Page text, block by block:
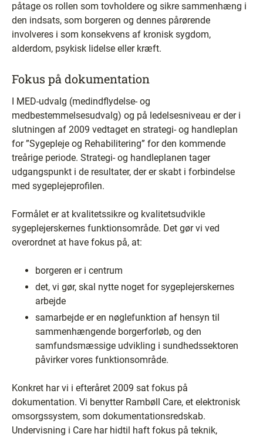
påtage os rollen som tovholdere og sikre sammenhæng i
den indsats, som borgeren og dennes pårørende
involveres i som konsekvens af kronisk sygdom,
alderdom, psykisk lidelse eller kræft.
Fokus på dokumentation
I MED-udvalg (medindflydelse- og
medbestemmelsesudvalg) og på ledelsesniveau er der i
slutningen af 2009 vedtaget en strategi- og handleplan
for ”Sygepleje og Rehabilitering” for den kommende
treårige periode. Strategi- og handleplanen tager
udgangspunkt i de resultater, der er skabt i forbindelse
med sygeplejeprofilen.
Formålet er at kvalitetssikre og kvalitetsudvikle
sygeplejerskernes funktionsområde. Det gør vi ved
overordnet at have fokus på, at:
borgeren er i centrum
det, vi gør, skal nytte noget for sygeplejerskernes
arbejde
samarbejde er en nøglefunktion af hensyn til
sammenhængende borgerforløb, og den
samfundsmæssige udvikling i sundhedssektoren
påvirker vores funktionsområde.
Konkret har vi i efteråret 2009 sat fokus på
dokumentation. Vi benytter Rambøll Care, et elektronisk
omsorgssystem, som dokumentationsredskab.
Undervisning i Care har hidtil haft fokus på teknik,